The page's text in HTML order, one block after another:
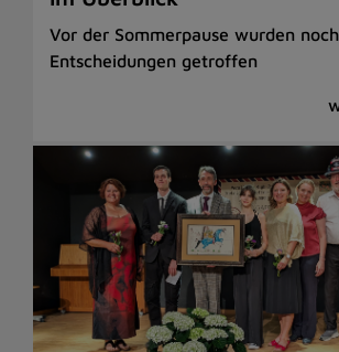
Vor der Sommerpause wurden
Entscheidungen getroffen